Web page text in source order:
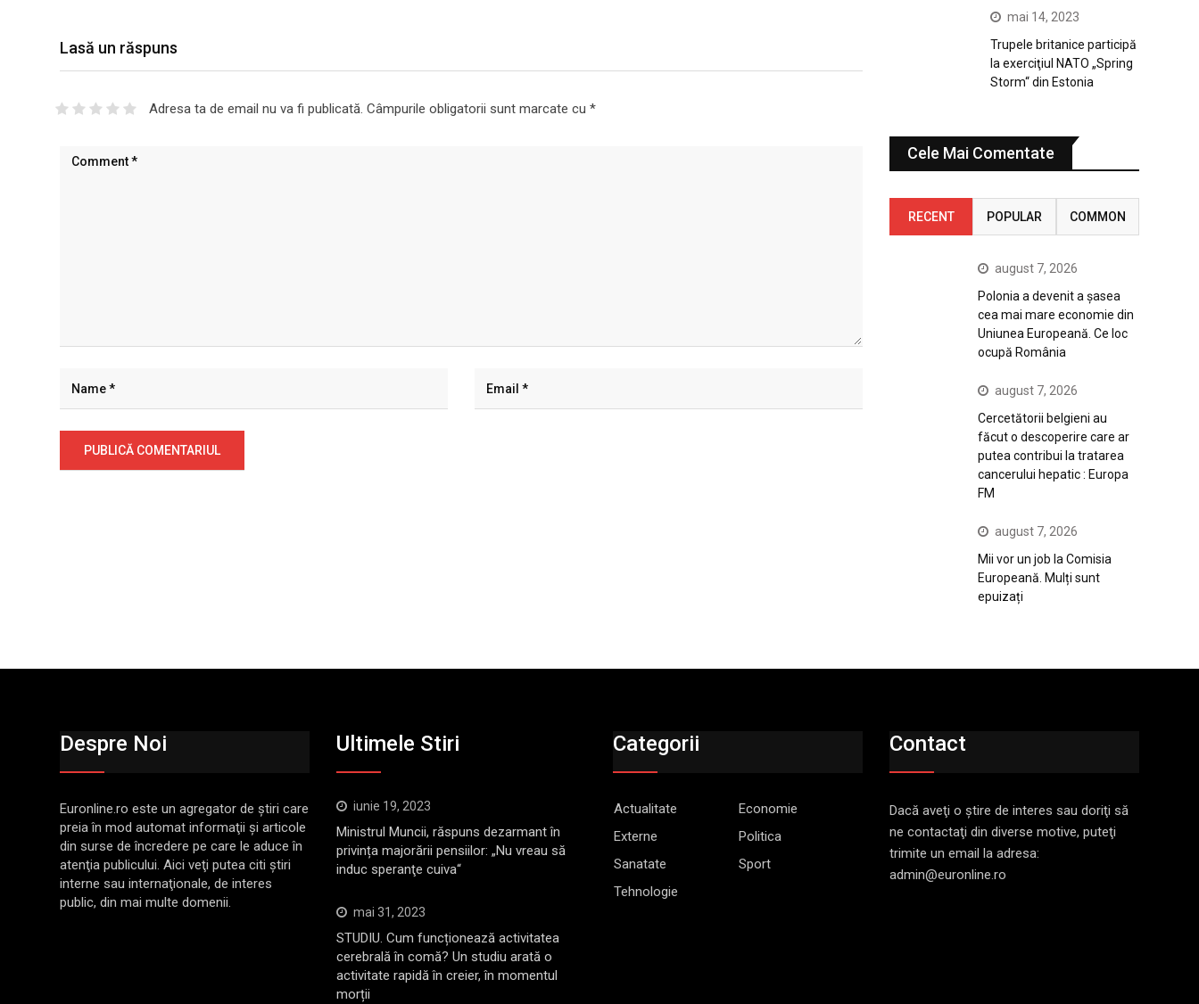
Lasă un răspuns
Adresa ta de email nu va fi publicată. Câmpurile obligatorii sunt marcate cu *
mai 14, 2023
Trupele britanice participă
la exerciţiul NATO „Spring
Storm“ din Estonia
Cele Mai Comentate
RECENT POPULAR COMMON
august 7, 2026
Polonia a devenit a șasea
cea mai mare economie din
Uniunea Europeană. Ce loc
ocupă România
august 7, 2026
Cercetătorii belgieni au
făcut o descoperire care ar
putea contribui la tratarea
cancerului hepatic : Europa
FM
august 7, 2026
Mii vor un job la Comisia
Europeană. Mulți sunt
epuizați
Despre Noi
Euronline.ro este un agregator de ştiri care
preia în mod automat informaţii şi articole
din surse de încredere pe care le aduce în
atenţia publicului. Aici veţi putea citi ştiri
interne sau internaţionale, de interes
public, din mai multe domenii.
Ultimele Stiri
iunie 19, 2023
Ministrul Muncii, răspuns dezarmant în
privința majorării pensiilor: „Nu vreau să
induc speranţe cuiva“
mai 31, 2023
STUDIU. Cum funcționează activitatea
cerebrală în comă? Un studiu arată o
activitate rapidă în creier, în momentul
morții
Categorii
Actualitate
Economie
Externe
Politica
Sanatate
Sport
Tehnologie
Contact
Dacă aveţi o ştire de interes sau doriţi să
ne contactaţi din diverse motive, puteţi
trimite un email la adresa:
admin@euronline.ro